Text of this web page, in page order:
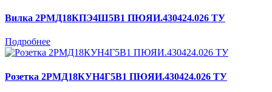
Вилка 2РМД18КПЭ4Ш5В1 ПЮЯИ.430424.026 ТУ
Подробнее
Розетка 2РМД18КУН4Г5В1 ПЮЯИ.430424.026 ТУ